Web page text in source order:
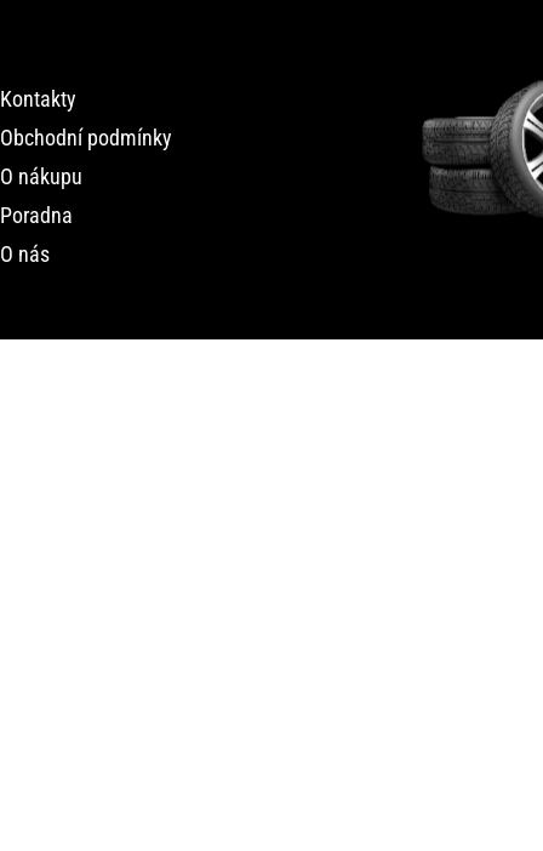
Kontakty
Obchodní podmínky
O nákupu
Poradna
O nás